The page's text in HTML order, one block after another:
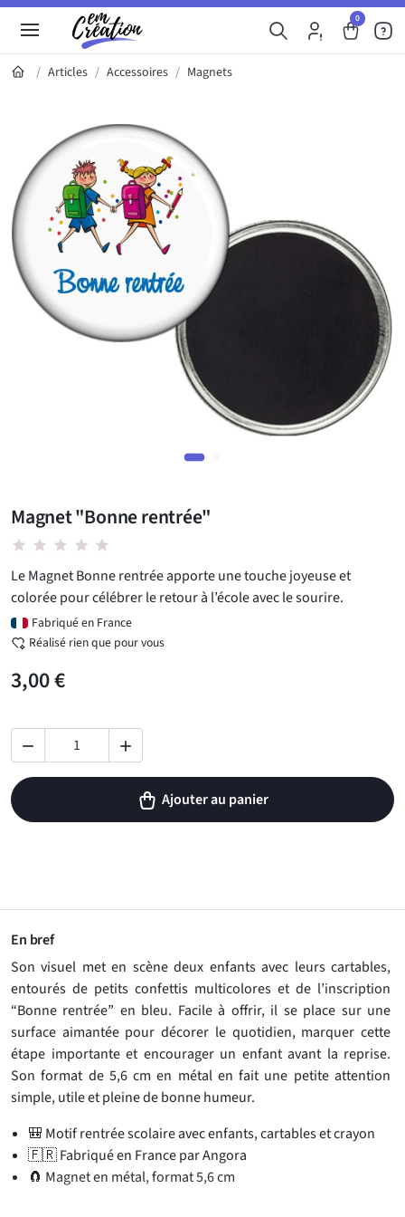
0
Articles Accessoires Magnets
Magnet "Bonne rentrée"
star star star star star
Le Magnet Bonne rentrée apporte une touche joyeuse et
colorée pour célébrer le retour à l’école avec le sourire.
Fabriqué en France
Réalisé rien que pour vous
3,00 €
 
Ajouter au panier
En bref
Son visuel met en scène deux enfants avec leurs cartables,
entourés de petits confettis multicolores et de l’inscription
“Bonne rentrée” en bleu. Facile à offrir, il se place sur une
surface aimantée pour décorer le quotidien, marquer cette
étape importante et encourager un enfant avant la reprise.
Son format de 5,6 cm en métal en fait une petite attention
simple, utile et pleine de bonne humeur.
🎒 Motif rentrée scolaire avec enfants, cartables et crayon
🇫🇷 Fabriqué en France par Angora
🧲 Magnet en métal, format 5,6 cm